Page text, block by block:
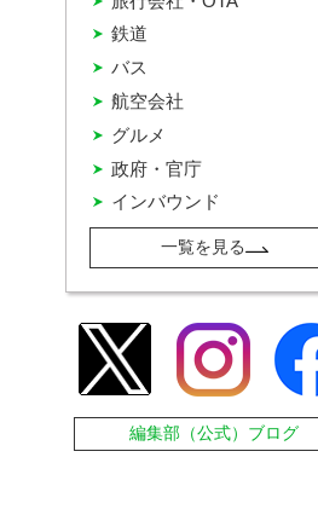
インバウンド
グルメ
バス
政府・官庁
航空会社
鉄道
一覧を見る
編集部（公式）ブログ